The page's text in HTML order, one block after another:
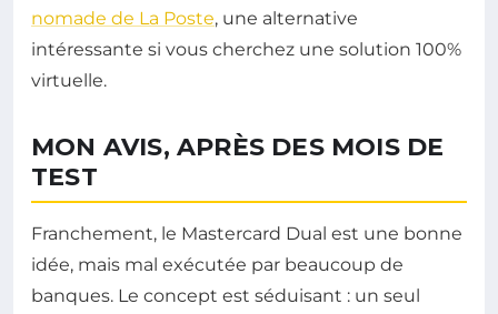
nomade de La Poste, une alternative
intéressante si vous cherchez une solution 100%
virtuelle.
MON AVIS, APRÈS DES MOIS DE
TEST
Franchement, le Mastercard Dual est une bonne
idée, mais mal exécutée par beaucoup de
banques. Le concept est séduisant : un seul